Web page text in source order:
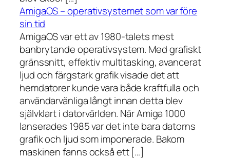
AmigaOS – operativsystemet som var före
sin tid
AmigaOS var ett av 1980-talets mest
banbrytande operativsystem. Med grafiskt
gränssnitt, effektiv multitasking, avancerat
ljud och färgstark grafik visade det att
hemdatorer kunde vara både kraftfulla och
användarvänliga långt innan detta blev
självklart i datorvärlden. När Amiga 1000
lanserades 1985 var det inte bara datorns
grafik och ljud som imponerade. Bakom
maskinen fanns också ett […]